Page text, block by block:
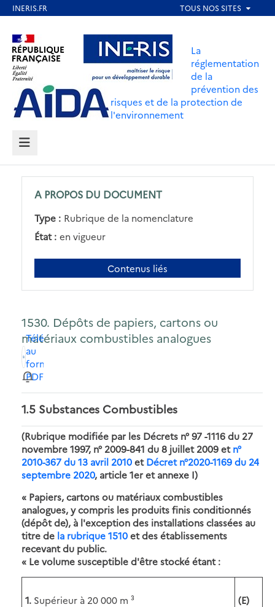
contenu
principal
Aller au contenu Aller au menu
Aller au pied de page
La
réglementation
de la
prévention des
risques et de la protection de
l'environnement
MENU
A PROPOS DU DOCUMENT
Type : Rubrique de la nomenclature
État : en vigueur
Contenus liés
1530. Dépôts de papiers, cartons ou
matériaux combustibles analogues
Télécharger
au
format
PDF
1.5 Substances Combustibles
(Rubrique modifiée par les Décrets n° 97 -1116 du 27
novembre 1997, n° 2009-841 du 8 juillet 2009 etn°
2010-367 du 13 avril 2010etDécret n°2020-1169 du 24
septembre 2020, article 1er et annexe I)
« Papiers, cartons ou matériaux combustibles
analogues, y compris les produits finis conditionnés
(dépôt de), à l'exception des installations classées au
titre de la rubrique 1510et des établissements
recevant du public.
« Le volume susceptible d'être stocké étant :
1. Supérieur à 20 000 m ³ (E)